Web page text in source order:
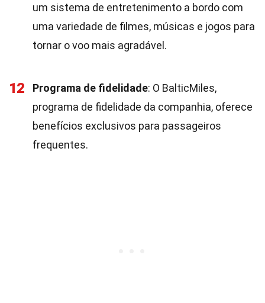
um sistema de entretenimento a bordo com
uma variedade de filmes, músicas e jogos para
tornar o voo mais agradável.
12 Programa de fidelidade: O BalticMiles,
programa de fidelidade da companhia, oferece
benefícios exclusivos para passageiros
frequentes.